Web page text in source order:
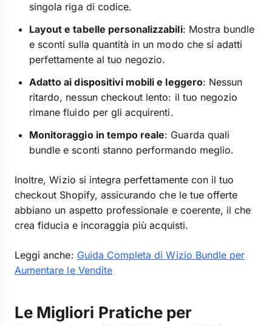
singola riga di codice.
Layout e tabelle personalizzabili: Mostra bundle
e sconti sulla quantità in un modo che si adatti
perfettamente al tuo negozio.
Adatto ai dispositivi mobili e leggero: Nessun
ritardo, nessun checkout lento: il tuo negozio
rimane fluido per gli acquirenti.
Monitoraggio in tempo reale: Guarda quali
bundle e sconti stanno performando meglio.
Inoltre, Wizio si integra perfettamente con il tuo
checkout Shopify, assicurando che le tue offerte
abbiano un aspetto professionale e coerente, il che
crea fiducia e incoraggia più acquisti.
Leggi anche: Guida Completa di Wizio Bundle per
Aumentare le Vendite
Le Migliori Pratiche per